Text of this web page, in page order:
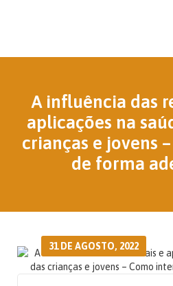
A influência das
aplicações na
crianças e jovens
de forma
31 DE AGOSTO, 2022